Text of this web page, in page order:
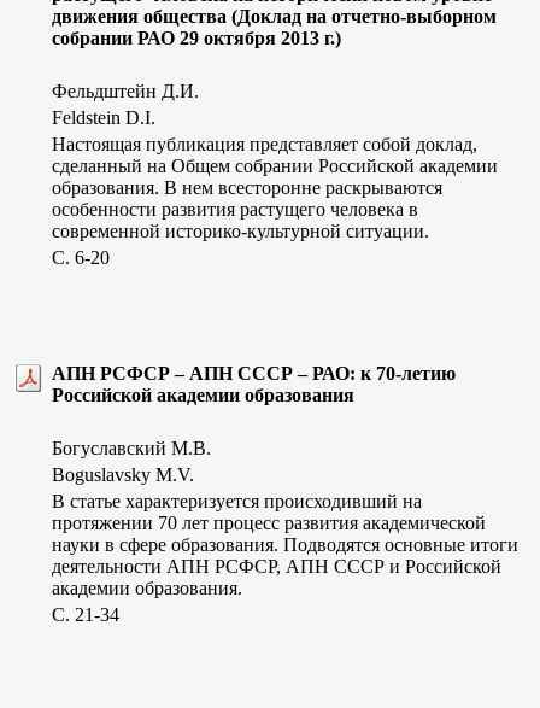
движения общества (Доклад на отчетно-выборном
собрании РАО 29 октября 2013 г.)
Фельдштейн Д.И.
Feldstein D.I.
Настоящая публикация представляет собой доклад,
сделанный на Общем собрании Российской академии
образования. В нем всесторонне раскрываются
особенности развития растущего человека в
современной историко-культурной ситуации.
C. 6-20
АПН РСФСР – АПН СССР – РАО: к 70-летию
Российской академии образования
Богуславский М.В.
Boguslavsky M.V.
В статье характеризуется происходивший на
протяжении 70 лет процесс развития академической
науки в сфере образования. Подводятся основные итоги
деятельности АПН РСФСР, АПН СССР и Российской
академии образования.
C. 21-34